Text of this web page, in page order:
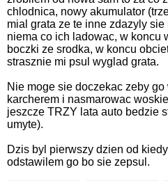
chlodnica, nowy akumulator
mial grata ze te inne zdazyly
niema co ich ladowac, w koncu
boczki ze srodka, w koncu
strasznie mi psul wyglad grata.
Nie moge sie doczekac zeby
karcherem i nasmarowac
jeszcze TRZY lata auto bedzie
umyte).
Dzis byl pierwszy dzien od
odstawilem go bo sie zepsul.